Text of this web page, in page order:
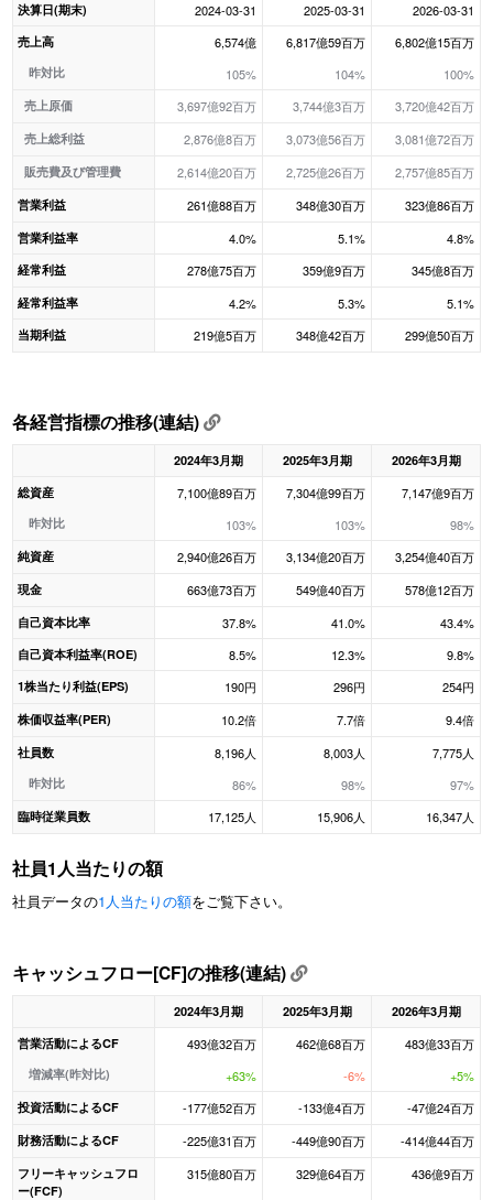
決算日(期末) 2024-03-31 2025-03-31 2026-03-31
売上高
昨対比
6,574億
105%
6,817億59百万
104%
6,802億15百万
100%
売上原価 3,697億92百万 3,744億3百万 3,720億42百万
売上総利益 2,876億8百万 3,073億56百万 3,081億72百万
販売費及び管理費 2,614億20百万 2,725億26百万 2,757億85百万
営業利益 261億88百万 348億30百万 323億86百万
営業利益率 4.0% 5.1% 4.8%
経常利益 278億75百万 359億9百万 345億8百万
経常利益率 4.2% 5.3% 5.1%
当期利益 219億5百万 348億42百万 299億50百万
各経営指標の推移(連結)
2024年3月期 2025年3月期
2026年3月期
総資産
昨対比
7,100億89百万
103%
7,304億99百万
103%
7,147億9百万
98%
純資産 2,940億26百万 3,134億20百万 3,254億40百万
現金 663億73百万 549億40百万 578億12百万
自己資本比率 37.8% 41.0% 43.4%
自己資本利益率(ROE) 8.5% 12.3% 9.8%
1株当たり利益(EPS) 190円 296円 254円
株価収益率(PER) 10.2倍 7.7倍 9.4倍
社員数
昨対比
8,196人
86%
8,003人
98%
7,775人
97%
臨時従業員数 17,125人 15,906人 16,347人
社員1人当たりの額
社員データの1人当たりの額をご覧下さい。
キャッシュフロー[CF]の推移(連結)
2024年3月期 2025年3月期
2026年3月期
営業活動によるCF
増減率(昨対比)
493億32百万
+63%
462億68百万
-6%
483億33百万
+5%
投資活動によるCF -177億52百万 -133億4百万 -47億24百万
財務活動によるCF -225億31百万 -449億90百万 -414億44百万
フリーキャッシュフロ
ー(FCF)
315億80百万 329億64百万 436億9百万